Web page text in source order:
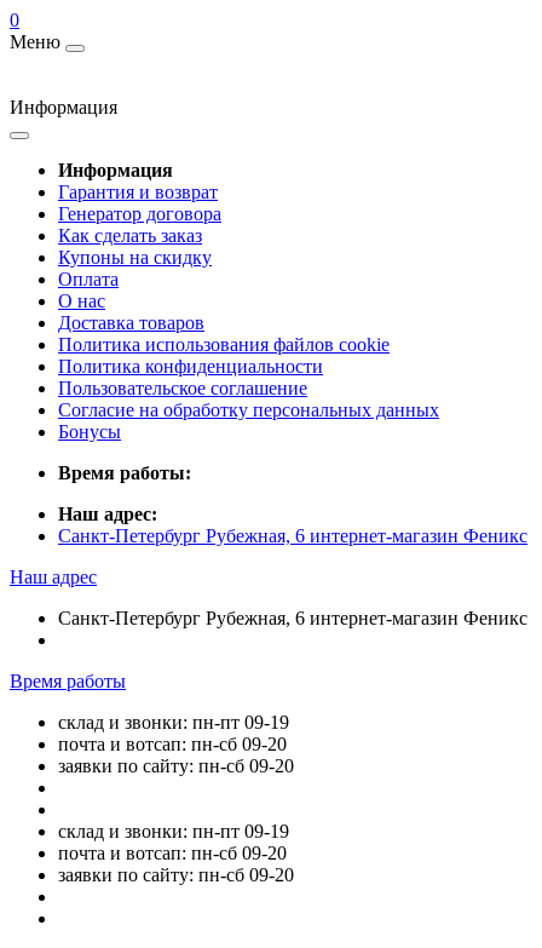
0
Меню
Информация
Информация
Гарантия и возврат
Генератор договора
Как сделать заказ
Купоны на скидку
Оплата
О нас
Доставка товаров
Политика использования файлов cookie
Политика конфиденциальности
Пользовательское соглашение
Согласие на обработку персональных данных
Бонусы
Время работы:
Наш адрес:
Санкт-Петербург Рубежная, 6 интернет-магазин Феникс
Наш адрес
Санкт-Петербург Рубежная, 6 интернет-магазин Феникс
Время работы
склад и звонки: пн-пт 09-19
почта и вотсап: пн-сб 09-20
заявки по сайту: пн-сб 09-20
склад и звонки: пн-пт 09-19
почта и вотсап: пн-сб 09-20
заявки по сайту: пн-сб 09-20